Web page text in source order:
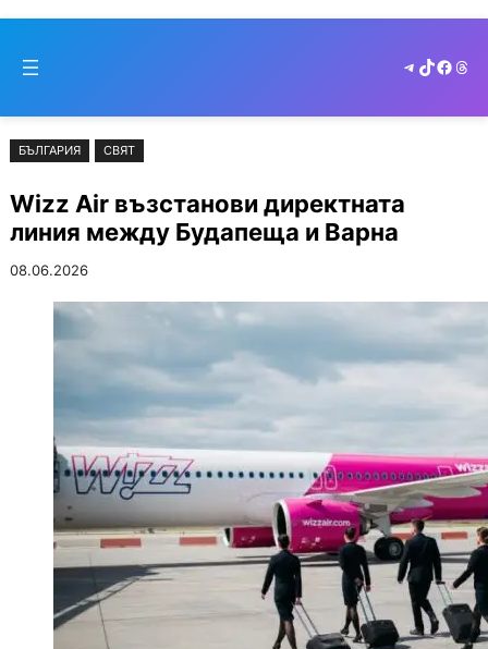
съдържанието
to
Telegram
TikTok
БЪЛГАРИЯ СВЯТ
Wizz Air възстанови директната
линия между Будапеща и Варна
08.06.2026